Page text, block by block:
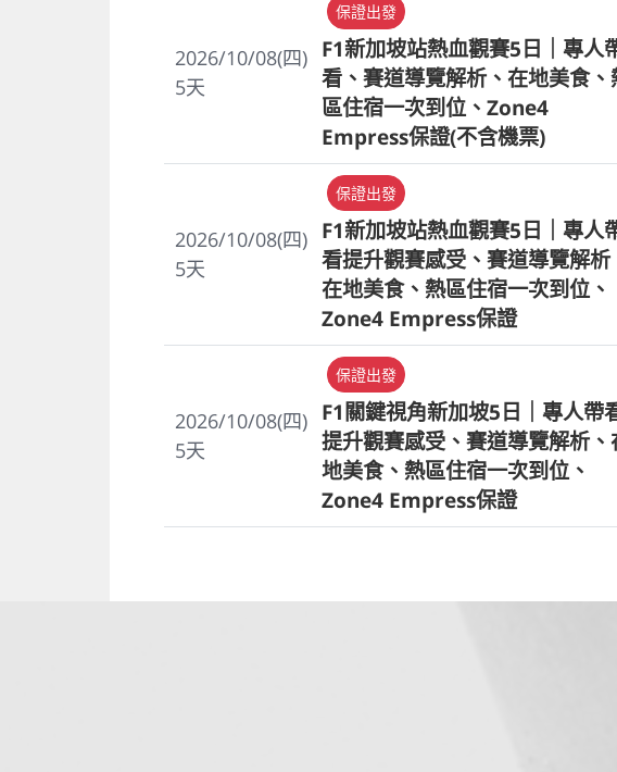
2026/10/08(四)
5天
保證出發
F1新加坡站熱血觀賽5日｜專人
看、賽道導覽解析、在地美食、
區住宿一次到位、Zone4
Empress保證(不含機票)
2026/10/08(四)
5天
保證出發
F1新加坡站熱血觀賽5日｜專人
看提升觀賽感受、賽道導覽解析
在地美食、熱區住宿一次到位、
Zone4 Empress保證
2026/10/08(四)
5天
保證出發
F1關鍵視角新加坡5日｜專人帶
提升觀賽感受、賽道導覽解析、
地美食、熱區住宿一次到位、
Zone4 Empress保證